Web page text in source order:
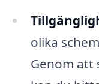
olika
Genom att